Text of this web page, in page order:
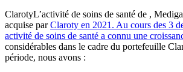
ClarotyL’activité de soins de santé de ,
acquise parClaroty en 2021. Au cours des 3
activité de soins de santé a connu une
considérables dans le cadre du portefeuille
période, nous avons :